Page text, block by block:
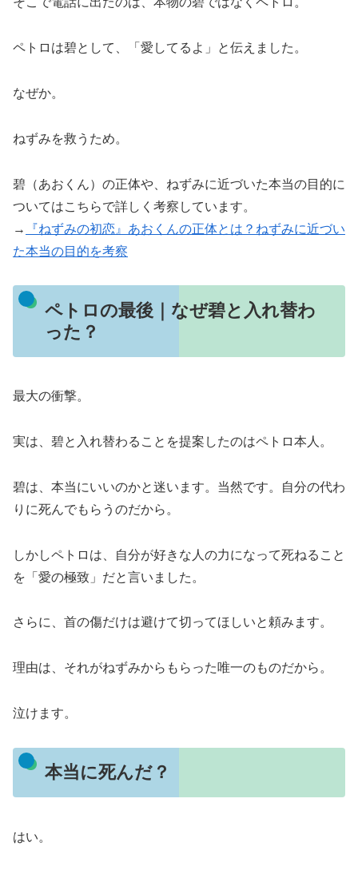
ペトロは碧として、「愛してるよ」と伝えました。
なぜか。
ねずみを救うため。
碧（あおくん）の正体や、ねずみに近づいた本当の目的に
ついてはこちらで詳しく考察しています。
→
『ねずみの初恋』あおくんの正体とは？ねずみに近づい
た本当の目的を考察
ペトロの最後｜なぜ碧と入れ替わ
った？
最大の衝撃。
実は、碧と入れ替わることを提案したのはペトロ本人。
碧は、本当にいいのかと迷います。当然です。自分の代わ
りに死んでもらうのだから。
しかしペトロは、自分が好きな人の力になって死ねること
を「愛の極致」だと言いました。
さらに、首の傷だけは避けて切ってほしいと頼みます。
理由は、それがねずみからもらった唯一のものだから。
泣けます。
本当に死んだ？
はい。